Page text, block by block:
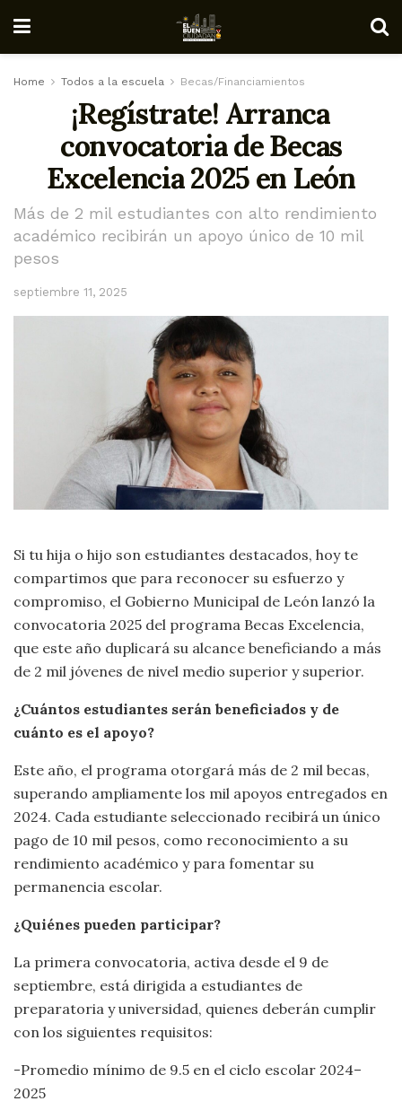
Home Todos a la escuela Becas/Financiamientos
¡Regístrate! Arranca
convocatoria de Becas
Excelencia 2025 en León
Más de 2 mil estudiantes con alto rendimiento
académico recibirán un apoyo único de 10 mil
pesos
septiembre 11, 2025
Si tu hija o hijo son estudiantes destacados, hoy te
compartimos que para reconocer su esfuerzo y
compromiso, el Gobierno Municipal de León lanzó la
convocatoria 2025 del programa Becas Excelencia,
que este año duplicará su alcance beneficiando a más
de 2 mil jóvenes de nivel medio superior y superior.
¿Cuántos estudiantes serán beneficiados y de
cuánto es el apoyo?
Este año, el programa otorgará más de 2 mil becas,
superando ampliamente los mil apoyos entregados en
2024. Cada estudiante seleccionado recibirá un único
pago de 10 mil pesos, como reconocimiento a su
rendimiento académico y para fomentar su
permanencia escolar.
¿Quiénes pueden participar?
La primera convocatoria, activa desde el 9 de
septiembre, está dirigida a estudiantes de
preparatoria y universidad, quienes deberán cumplir
con los siguientes requisitos:
-Promedio mínimo de 9.5 en el ciclo escolar 2024–
2025